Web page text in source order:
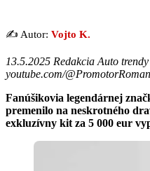
✍️ Autor: Vojto K.
13.5.2025 Redakcia Auto
youtube.com/
Fanúšikovia legendárnej
premenilo na neskrotného
exkluzívny kit za 5 000 eur